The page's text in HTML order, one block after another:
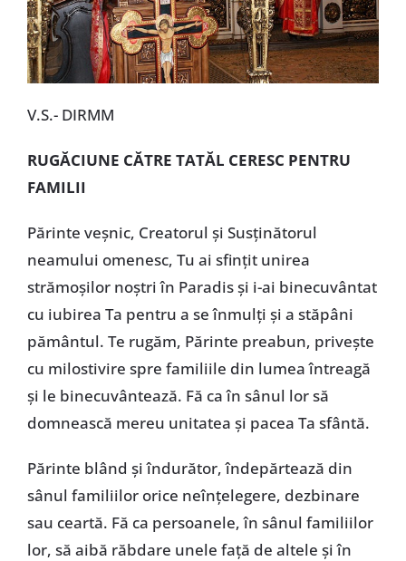
V.S.- DIRMM
RUGĂCIUNE CĂTRE TATĂL CERESC PENTRU
FAMILII
Părinte veşnic, Creatorul şi Susţinătorul
neamului omenesc, Tu ai sfinţit unirea
strămoşilor noştri în Paradis şi i-ai binecuvântat
cu iubirea Ta pentru a se înmulţi şi a stăpâni
pământul. Te rugăm, Părinte preabun, priveşte
cu milostivire spre familiile din lumea întreagă
şi le binecuvântează. Fă ca în sânul lor să
domnească mereu unitatea şi pacea Ta sfântă.
Părinte blând şi îndurător, îndepărtează din
sânul familiilor orice neînţelegere, dezbinare
sau ceartă. Fă ca persoanele, în sânul familiilor
lor, să aibă răbdare unele faţă de altele şi în